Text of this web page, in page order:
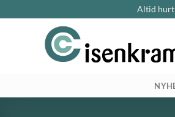
Altid